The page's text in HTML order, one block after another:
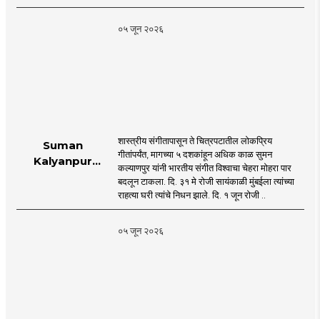
०५ जून २०२६
Suman
Kalyanpur
mumbai |
शास्त्रीय संगीतापासून ते चित्रपटातील लोकप्रिय
गीतांपर्यंत, मागच्या ५ दशकांहून अधिक काळ सुमन
कल्याणपुर यांनी भारतीय संगीत विश्वाचा चेहरा मोहरा पार
बदलून टाकला. दि. ३१ मे रोजी सायंकाळी मुंबईला त्यांच्या
राहत्या घरी त्यांचे निधन झाले. दि. १ जून रोजी ..
०५ जून २०२६